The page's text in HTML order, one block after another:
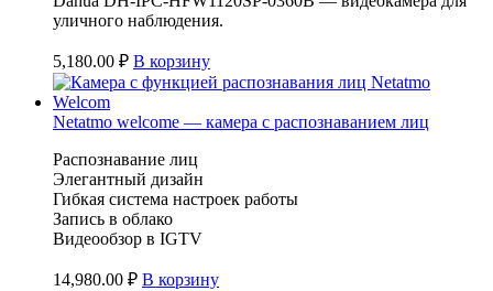
уличного наблюдения.
5,180.00 ₽ В корзину
Netatmo welcome — камера с распознаванием лиц
Распознавание лиц
Элегантный дизайн
Гибкая система настроек работы
Запись в облако
Видеообзор в IGTV
14,980.00 ₽ В корзину